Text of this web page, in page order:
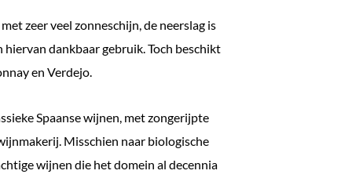
zeer veel zonneschijn, de neerslag is
dankbaar gebruik. Toch beschikt
en Verdejo.
Spaanse wijnen, met zongerijpte
Misschien naar biologische
wijnen die het domein al decennia